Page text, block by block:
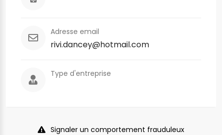
Adresse email
rivi.dancey@hotmail.com
Type d'entreprise
Signaler un comportement frauduleux